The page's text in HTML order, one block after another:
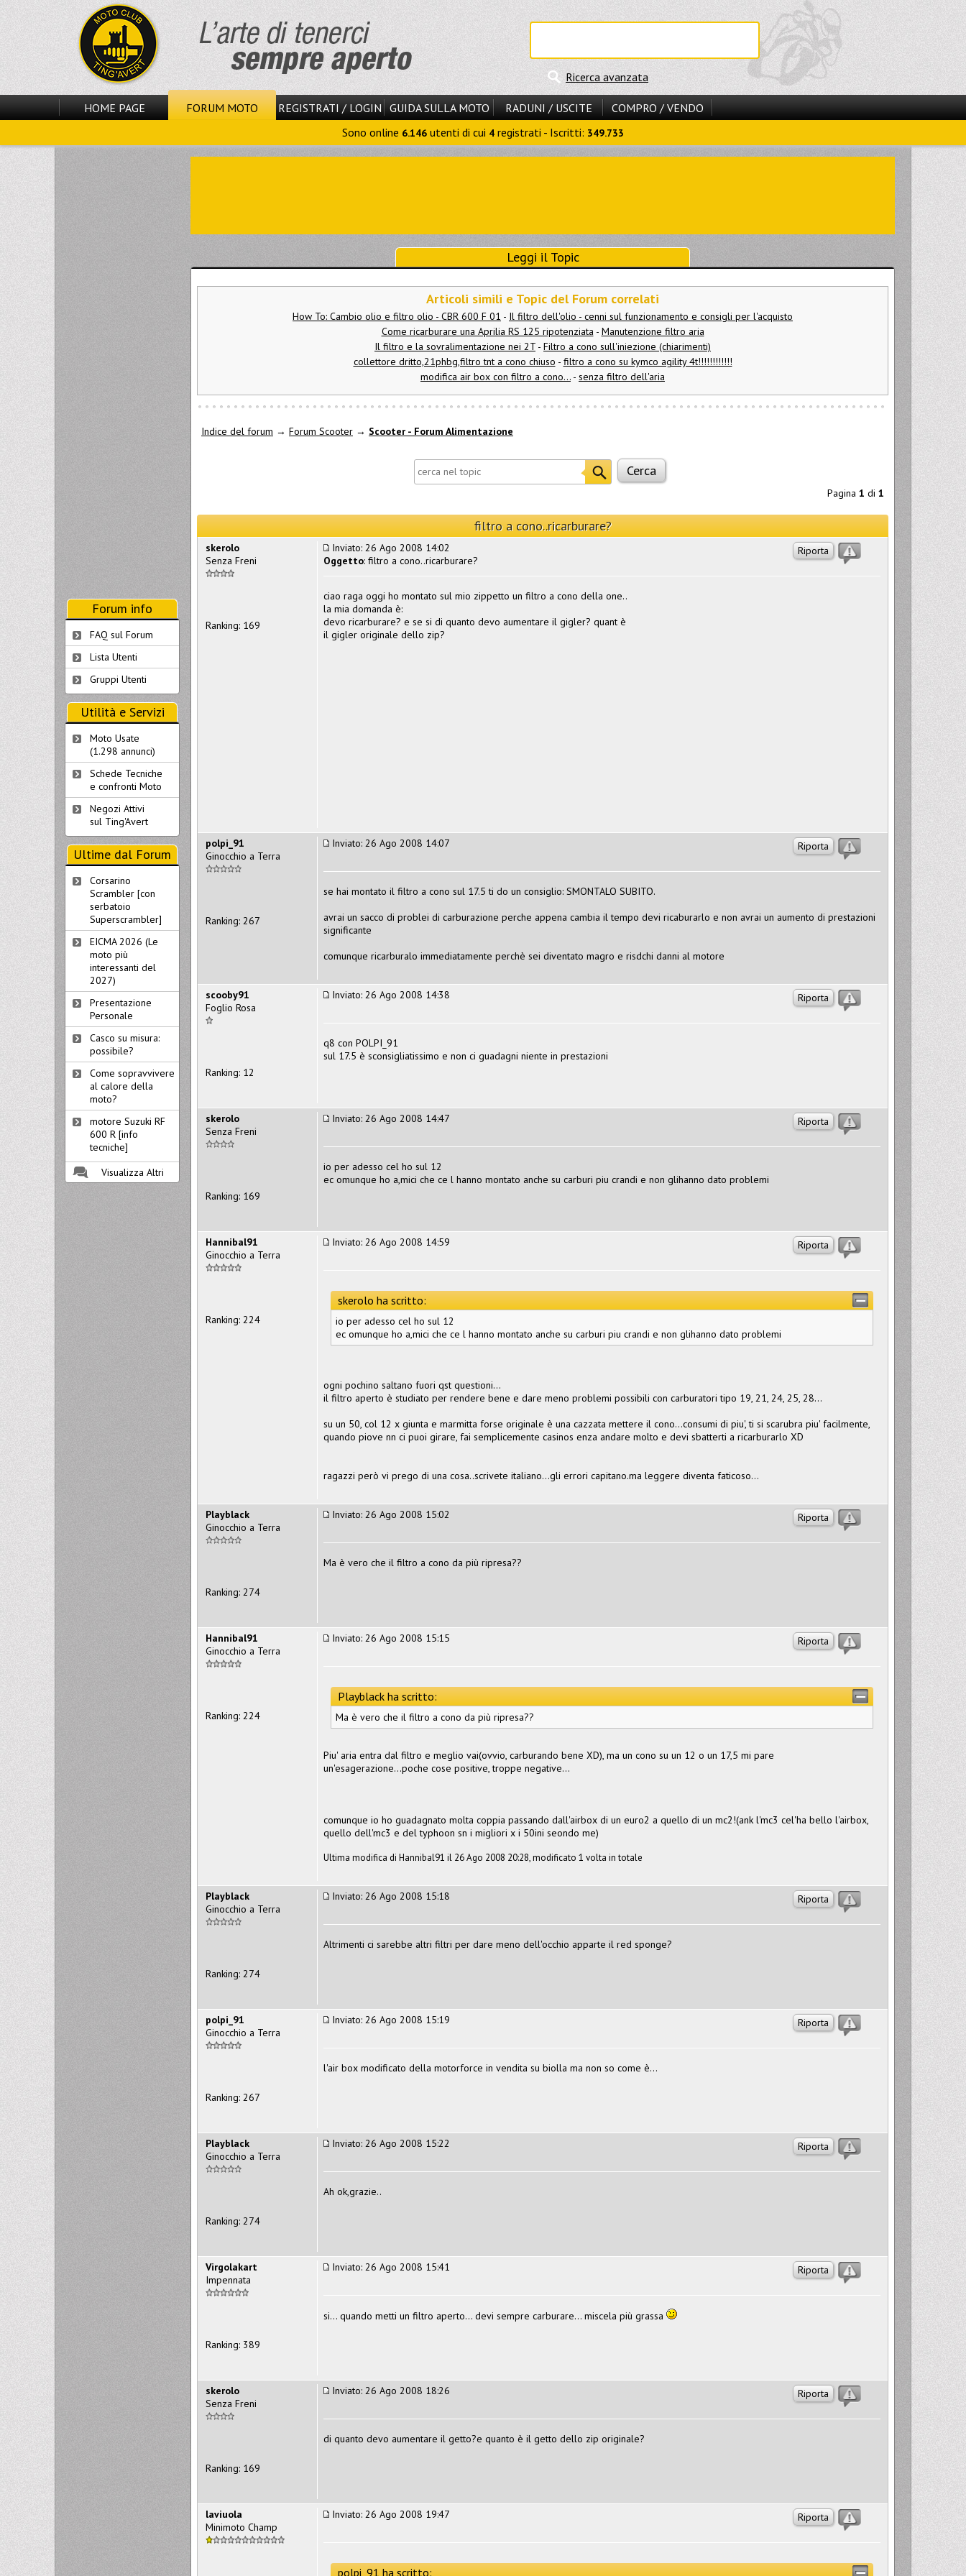
Ricerca avanzata
HOME PAGE FORUM MOTO REGISTRATI / LOGIN GUIDA SULLA MOTO RADUNI / USCITE
COMPRO / VENDO
Sono online 6.146 utenti di cui 4 registrati - Iscritti: 349.733
Leggi il Topic
Articoli simili e Topic del Forum correlati
How To: Cambio olio e filtro olio - CBR 600 F 01 - Il filtro dell'olio - cenni sul funzionamento e consigli per l'acquisto
Come ricarburare una Aprilia RS 125 ripotenziata - Manutenzione filtro aria
Il filtro e la sovralimentazione nei 2T - Filtro a cono sull'iniezione (chiarimenti)
collettore dritto,21phbg,filtro tnt a cono chiuso - filtro a cono su kymco agility 4t!!!!!!!!!!!!
modifica air box con filtro a cono... - senza filtro dell'aria
Indice del forum → Forum Scooter → Scooter - Forum Alimentazione
Pagina 1 di 1
filtro a cono..ricarburare?
Riporta
Inviato: 26 Ago 2008 14:02
Oggetto: filtro a cono..ricarburare?
ciao raga oggi ho montato sul mio zippetto un filtro a cono della one..
la mia domanda è:
devo ricarburare? e se si di quanto devo aumentare il gigler? quant è
il gigler originale dello zip?
skerolo
Senza Freni
Ranking: 169
Riporta
Inviato: 26 Ago 2008 14:07
se hai montato il filtro a cono sul 17.5 ti do un consiglio: SMONTALO SUBITO.
avrai un sacco di problei di carburazione perche appena cambia il tempo devi ricaburarlo e non avrai un aumento di prestazioni
significante
comunque ricarburalo immediatamente perchè sei diventato magro e risdchi danni al motore
polpi_91
Ginocchio a Terra
Ranking: 267
Riporta
Inviato: 26 Ago 2008 14:38
q8 con POLPI_91
sul 17.5 è sconsigliatissimo e non ci guadagni niente in prestazioni
scooby91
Foglio Rosa
Ranking: 12
Riporta
Inviato: 26 Ago 2008 14:47
io per adesso cel ho sul 12
ec omunque ho a,mici che ce l hanno montato anche su carburi piu crandi e non glihanno dato problemi
skerolo
Senza Freni
Ranking: 169
Riporta
Inviato: 26 Ago 2008 14:59
skerolo ha scritto:
io per adesso cel ho sul 12
ec omunque ho a,mici che ce l hanno montato anche su carburi piu crandi e non glihanno dato problemi
ogni pochino saltano fuori qst questioni...
il filtro aperto è studiato per rendere bene e dare meno problemi possibili con carburatori tipo 19, 21, 24, 25, 28...
su un 50, col 12 x giunta e marmitta forse originale è una cazzata mettere il cono...consumi di piu', ti si scarubra piu' facilmente,
quando piove nn ci puoi girare, fai semplicemente casinos enza andare molto e devi sbatterti a ricarburarlo XD
ragazzi però vi prego di una cosa..scrivete italiano...gli errori capitano.ma leggere diventa faticoso...
Hannibal91
Ginocchio a Terra
Ranking: 224
Riporta
Inviato: 26 Ago 2008 15:02
Ma è vero che il filtro a cono da più ripresa??
Playblack
Ginocchio a Terra
Ranking: 274
Riporta
Inviato: 26 Ago 2008 15:15
Playblack ha scritto:
Ma è vero che il filtro a cono da più ripresa??
Piu' aria entra dal filtro e meglio vai(ovvio, carburando bene XD), ma un cono su un 12 o un 17,5 mi pare
un'esagerazione...poche cose positive, troppe negative...
comunque io ho guadagnato molta coppia passando dall'airbox di un euro2 a quello di un mc2!(ank l'mc3 cel'ha bello l'airbox,
quello dell'mc3 e del typhoon sn i migliori x i 50ini seondo me)
Ultima modifica di Hannibal91 il 26 Ago 2008 20:28, modificato 1 volta in totale
Hannibal91
Ginocchio a Terra
Ranking: 224
Riporta
Inviato: 26 Ago 2008 15:18
Altrimenti ci sarebbe altri filtri per dare meno dell'occhio apparte il red sponge?
Playblack
Ginocchio a Terra
Ranking: 274
Riporta
Inviato: 26 Ago 2008 15:19
l'air box modificato della motorforce in vendita su biolla ma non so come è...
polpi_91
Ginocchio a Terra
Ranking: 267
Riporta
Inviato: 26 Ago 2008 15:22
Ah ok,grazie..
Playblack
Ginocchio a Terra
Ranking: 274
Riporta
Inviato: 26 Ago 2008 15:41
si... quando metti un filtro aperto... devi sempre carburare... miscela più grassa
Virgolakart
Impennata
Ranking: 389
Riporta
Inviato: 26 Ago 2008 18:26
di quanto devo aumentare il getto?e quanto è il getto dello zip originale?
skerolo
Senza Freni
Ranking: 169
Riporta
Inviato: 26 Ago 2008 19:47
polpi_91 ha scritto:
laviuola
Minimoto Champ
Forum info
FAQ sul Forum
Lista Utenti
Gruppi Utenti
Utilità e Servizi
Moto Usate
(1.298 annunci)
Schede Tecniche
e confronti Moto
Negozi Attivi
sul Ting'Avert
Ultime dal Forum
Corsarino
Scrambler [con
serbatoio
Superscrambler]
EICMA 2026 (Le
moto più
interessanti del
2027)
Presentazione
Personale
Casco su misura:
possibile?
Come sopravvivere
al calore della
moto?
motore Suzuki RF
600 R [info
tecniche]
Visualizza Altri